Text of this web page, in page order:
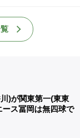
)が関東第一(東東
ス冨岡は無四球で